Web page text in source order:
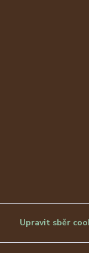
Upravit sběr